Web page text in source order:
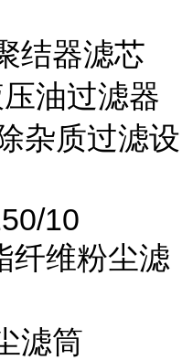
结器滤芯
油过滤器
杂质过滤设
10
纤维粉尘滤
滤筒